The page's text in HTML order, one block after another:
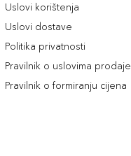
Uslovi korištenja
Uslovi dostave
Politika privatnosti
Pravilnik o uslovima prodaje
Pravilnik o formiranju cijena